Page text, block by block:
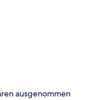
ausgenommen